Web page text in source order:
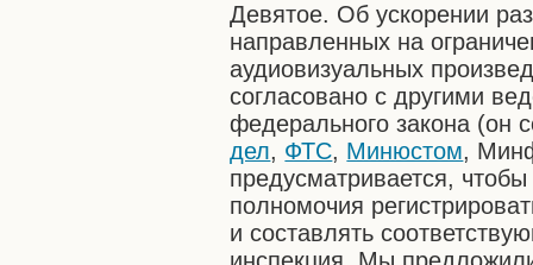
Девятое. Об ускорении
направленных на
аудиовизуальных
согласовано с другими
федерального закона (он
дел, ФТС, Минюстом,
предусматривается,
полномочия
и составлять